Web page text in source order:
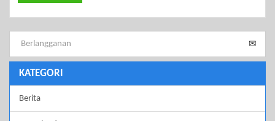
KATEGORI
Berita